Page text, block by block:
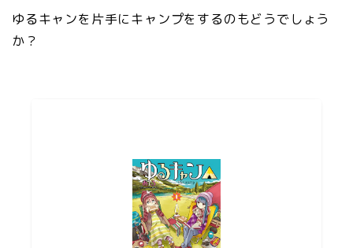
ゆるキャンを片手にキャンプをするのもどうでしょう
か？